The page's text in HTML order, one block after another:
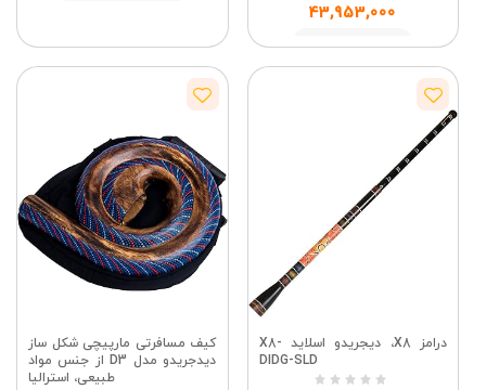
43,953,000
مشاهده
درامز X8، دیجریدو اسلاید X8-
DIDG-SLD
کیف مسافرتی مارپیچی شکل ساز
دیدجریدو مدل D3 از جنس مواد
طبیعی، استرالیا